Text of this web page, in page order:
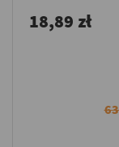
18,89 zł